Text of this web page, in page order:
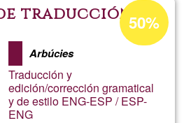
traducción y
Arbúcies
Traducción y
edición/corrección gramatical
y de estilo ENG-ESP / ESP-
ENG
Porcentaje
de
aceptación
G1
50%